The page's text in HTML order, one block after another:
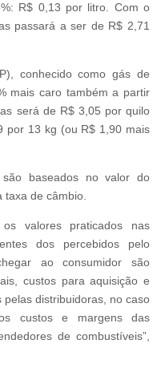
R$ 0,13 por litro. Com o
passará a ser de R$ 2,71
conhecido como gás de
mais caro também a partir
será de R$ 3,05 por quilo
por 13 kg (ou R$ 1,90 mais
baseados no valor do
de câmbio.
valores praticados nas
dos percebidos pelo
ao consumidor são
custos para aquisição e
distribuidoras, no caso
custos e margens das
de combustíveis”,